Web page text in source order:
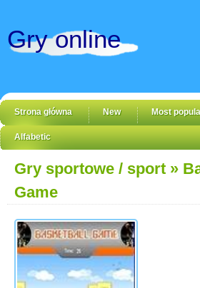
Gry online
Strona główna New Most
Alfabetic
Gry sportowe / sport »
Game